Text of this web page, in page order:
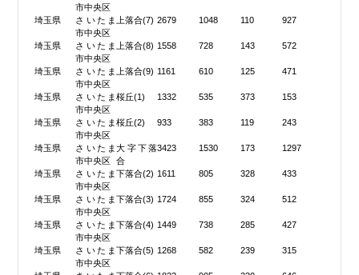
市中央区
埼玉県
さいたま
市中央区
上落合(7) 2679 1048 110 927
埼玉県
さいたま
市中央区
上落合(8) 1558 728 143 572
埼玉県
さいたま
市中央区
上落合(9) 1161 610 125 471
埼玉県
さいたま
市中央区
桜丘(1) 1332 535 373 153
埼玉県
さいたま
市中央区
桜丘(2) 933 383 119 243
埼玉県
さいたま
市中央区
大字下落
合
3423 1530 173 1297
埼玉県
さいたま
市中央区
下落合(2) 1611 805 328 433
埼玉県
さいたま
市中央区
下落合(3) 1724 855 324 512
埼玉県
さいたま
市中央区
下落合(4) 1449 738 285 427
埼玉県
さいたま
市中央区
下落合(5) 1268 582 239 315